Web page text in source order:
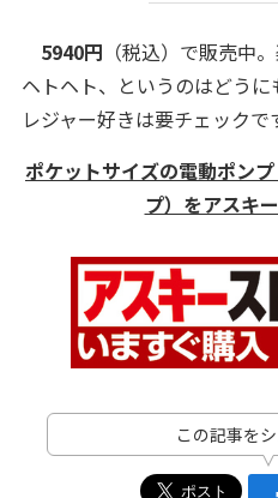
5940円 （税込）で販売中
ヘトヘト、というのはどうに
レジャー好きは要チェックで
ポケットサイズの電動ポン
プ）をアスキ
この記事を